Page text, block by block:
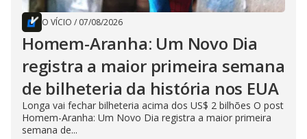
O VÍCIO / 07/08/2026
Homem-Aranha: Um Novo Dia
registra a maior primeira semana
de bilheteria da história nos EUA
Longa vai fechar bilheteria acima dos US$ 2 bilhões O post
Homem-Aranha: Um Novo Dia registra a maior primeira
semana de...